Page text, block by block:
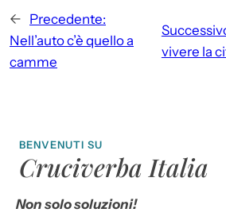
← Precedente:
Nell’auto c’è quello a
camme
vivere la
BENVENUTI SU
Cruciverba Italia
Non solo soluzioni!